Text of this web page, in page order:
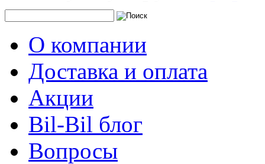
О компании
Доставка и оплата
Акции
Bil-Bil блог
Вопросы